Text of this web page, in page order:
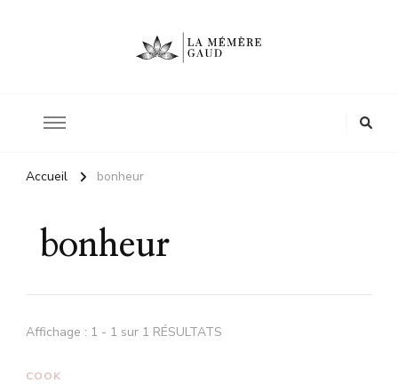
Accueil bonheur
bonheur
Affichage : 1 - 1 sur 1 RÉSULTATS
COOK